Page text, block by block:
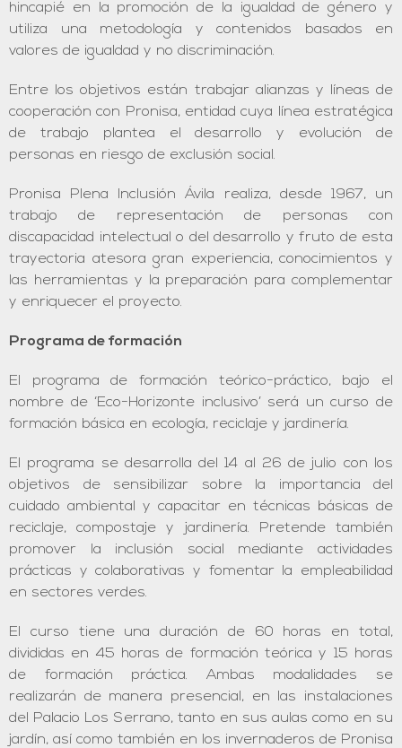
hincapié en la promoción de la igualdad de género y
utiliza una metodología y contenidos basados en
valores de igualdad y no discriminación.
Entre los objetivos están trabajar alianzas y líneas de
cooperación con Pronisa, entidad cuya línea estratégica
de trabajo plantea el desarrollo y evolución de
personas en riesgo de exclusión social.
Pronisa Plena Inclusión Ávila realiza, desde 1967, un
trabajo de representación de personas con
discapacidad intelectual o del desarrollo y fruto de esta
trayectoria atesora gran experiencia, conocimientos y
las herramientas y la preparación para complementar
y enriquecer el proyecto.
Programa de formación
El programa de formación teórico-práctico, bajo el
nombre de ‘Eco-Horizonte inclusivo’ será un curso de
formación básica en ecología, reciclaje y jardinería.
El programa se desarrolla del 14 al 26 de julio con los
objetivos de sensibilizar sobre la importancia del
cuidado ambiental y capacitar en técnicas básicas de
reciclaje, compostaje y jardinería. Pretende también
promover la inclusión social mediante actividades
prácticas y colaborativas y fomentar la empleabilidad
en sectores verdes.
El curso tiene una duración de 60 horas en total,
divididas en 45 horas de formación teórica y 15 horas
de formación práctica. Ambas modalidades se
realizarán de manera presencial, en las instalaciones
del Palacio Los Serrano, tanto en sus aulas como en su
jardín, así como también en los invernaderos de Pronisa